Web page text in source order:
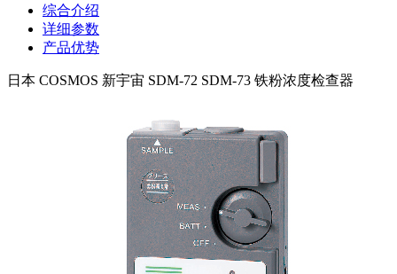
综合介绍
详细参数
产品优势
日本 COSMOS 新宇宙 SDM-72 SDM-73 铁粉浓度检查器